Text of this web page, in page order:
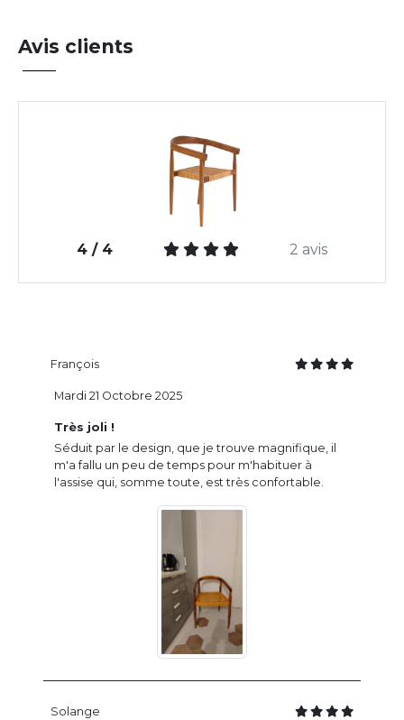
Avis clients
4 / 4 2 avis
François
Très joli !
Séduit par le design, que je trouve magnifique, il
m'a fallu un peu de temps pour m'habituer à
l'assise qui, somme toute, est très confortable.
Mardi 21 Octobre 2025
Solange